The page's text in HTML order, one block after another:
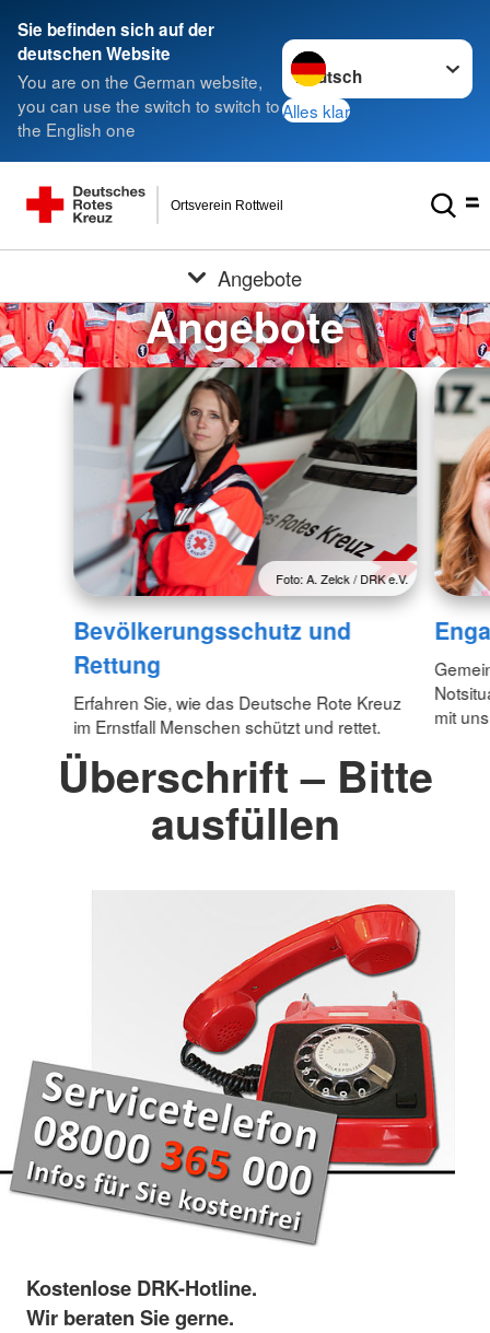
Sie befinden sich auf der
deutschen Website
You are on the German website,
you can use the switch to switch to
the English one
Sprache wechseln zu
Alles klar
Ortsverein Rottweil
Angebote
Angebote
Foto: A. Zelck / DRK e.V.
Bevölkerungsschutz und
Rettung
Erfahren Sie, wie das Deutsche Rote Kreuz
im Ernstfall Menschen schützt und rettet.
mit
Überschrift – Bitte
ausfüllen
Kostenlose DRK-Hotline.
Wir beraten Sie gerne.